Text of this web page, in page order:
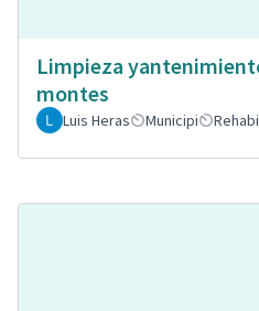
Limpieza
montes
Luis Heras Municipi